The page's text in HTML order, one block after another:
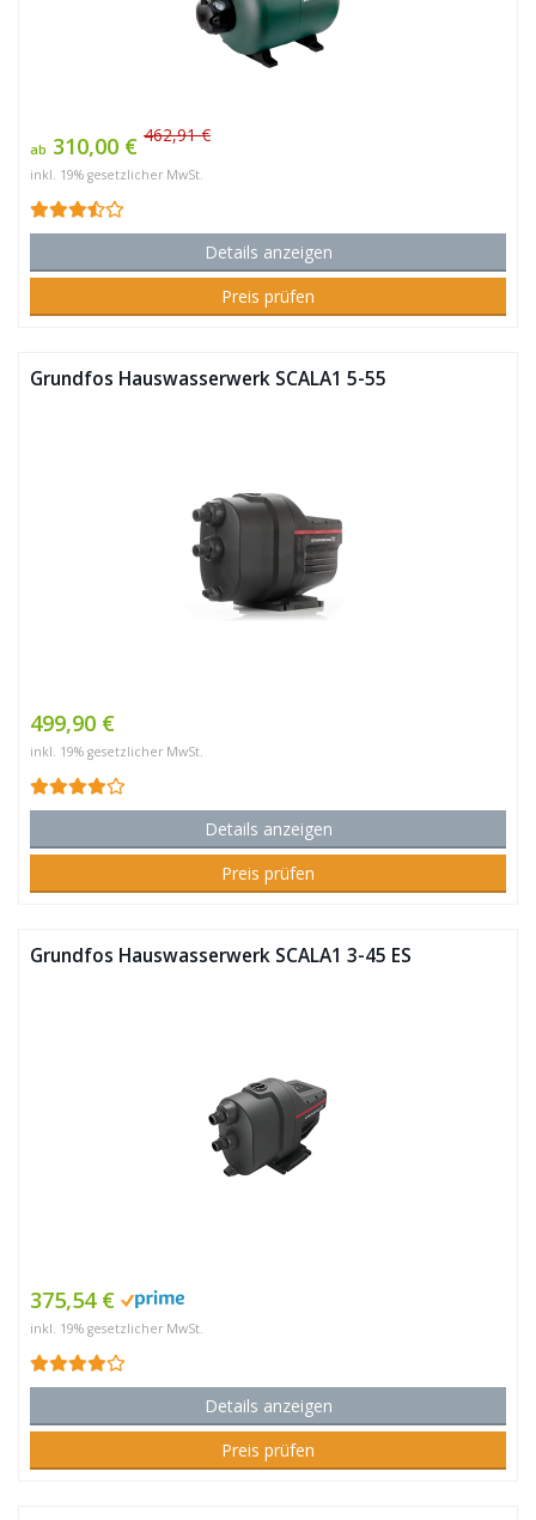
ab 310,00 € 462,91 €
inkl. 19% gesetzlicher MwSt.
Details anzeigen
Preis prüfen
Grundfos Hauswasserwerk SCALA1 5-55
499,90 €
inkl. 19% gesetzlicher MwSt.
Details anzeigen
Preis prüfen
Grundfos Hauswasserwerk SCALA1 3-45 ES
375,54 €
inkl. 19% gesetzlicher MwSt.
Details anzeigen
Preis prüfen